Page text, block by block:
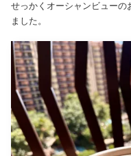
せっかくオーシャンビューの
ました。